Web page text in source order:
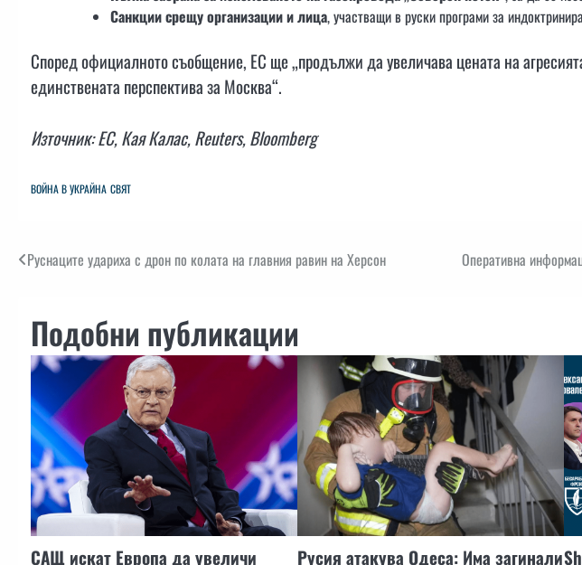
Санкции срещу организации и лица, участващи в руски програми за
Според официалното съобщение, ЕС ще „продължи да увеличава цената на
единствената перспектива за Москва“.
Източник: ЕС, Кая Калас, Reuters, Bloomberg
ВОЙНА В УКРАЙНА СВЯТ
Навигация
Руснаците удариха с дрон по колата на главния равин на Херсон Оперативна
Подобни публикации
САЩ искат Европа да увеличи
Русия атакува Одеса: Има загинали